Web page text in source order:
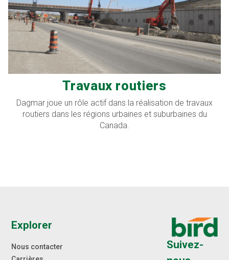
Travaux routiers
Dagmar joue un rôle actif dans la réalisation de travaux
routiers dans les régions urbaines et suburbaines du
Canada.
Explorer
Nous contacter
Suivez-